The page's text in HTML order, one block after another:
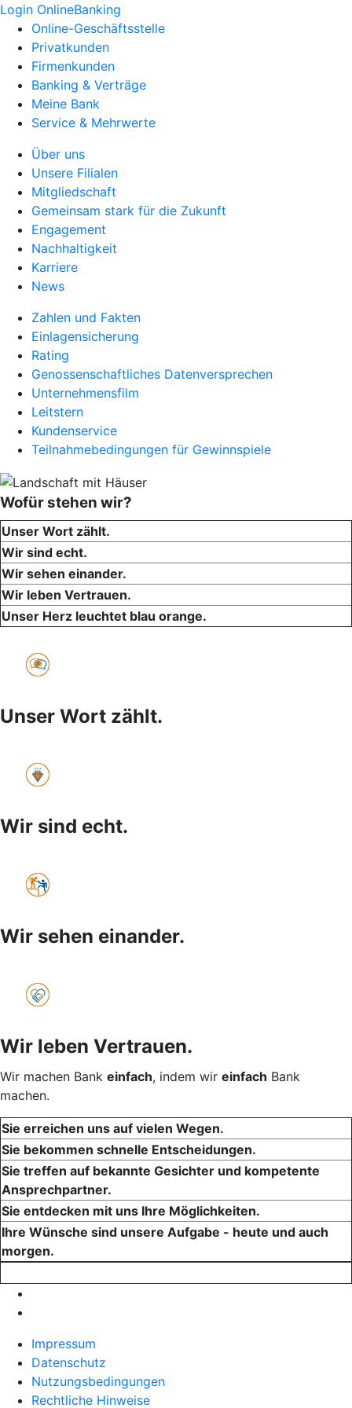
Login OnlineBanking
Online-Geschäftsstelle
Privatkunden
Firmenkunden
Banking & Verträge
Meine Bank
Service & Mehrwerte
Über uns
Unsere Filialen
Mitgliedschaft
Gemeinsam stark für die Zukunft
Engagement
Nachhaltigkeit
Karriere
News
Zahlen und Fakten
Einlagensicherung
Rating
Genossenschaftliches Datenversprechen
Unternehmensfilm
Leitstern
Kundenservice
Teilnahmebedingungen für Gewinnspiele
Wofür stehen wir?
Unser Wort zählt.
Wir sind echt.
Wir sehen einander.
Wir leben Vertrauen.
Unser Herz leuchtet blau orange.
Unser Wort zählt.
Wir sind echt.
Wir sehen einander.
Wir leben Vertrauen.
Wir machen Bank einfach, indem wir einfach Bank
machen.
Sie erreichen uns auf vielen Wegen.
Sie bekommen schnelle Entscheidungen.
Sie treffen auf bekannte Gesichter und kompetente
Ansprechpartner.
Sie entdecken mit uns Ihre Möglichkeiten.
Ihre Wünsche sind unsere Aufgabe - heute und auch
morgen.
Impressum
Datenschutz
Nutzungsbedingungen
Rechtliche Hinweise